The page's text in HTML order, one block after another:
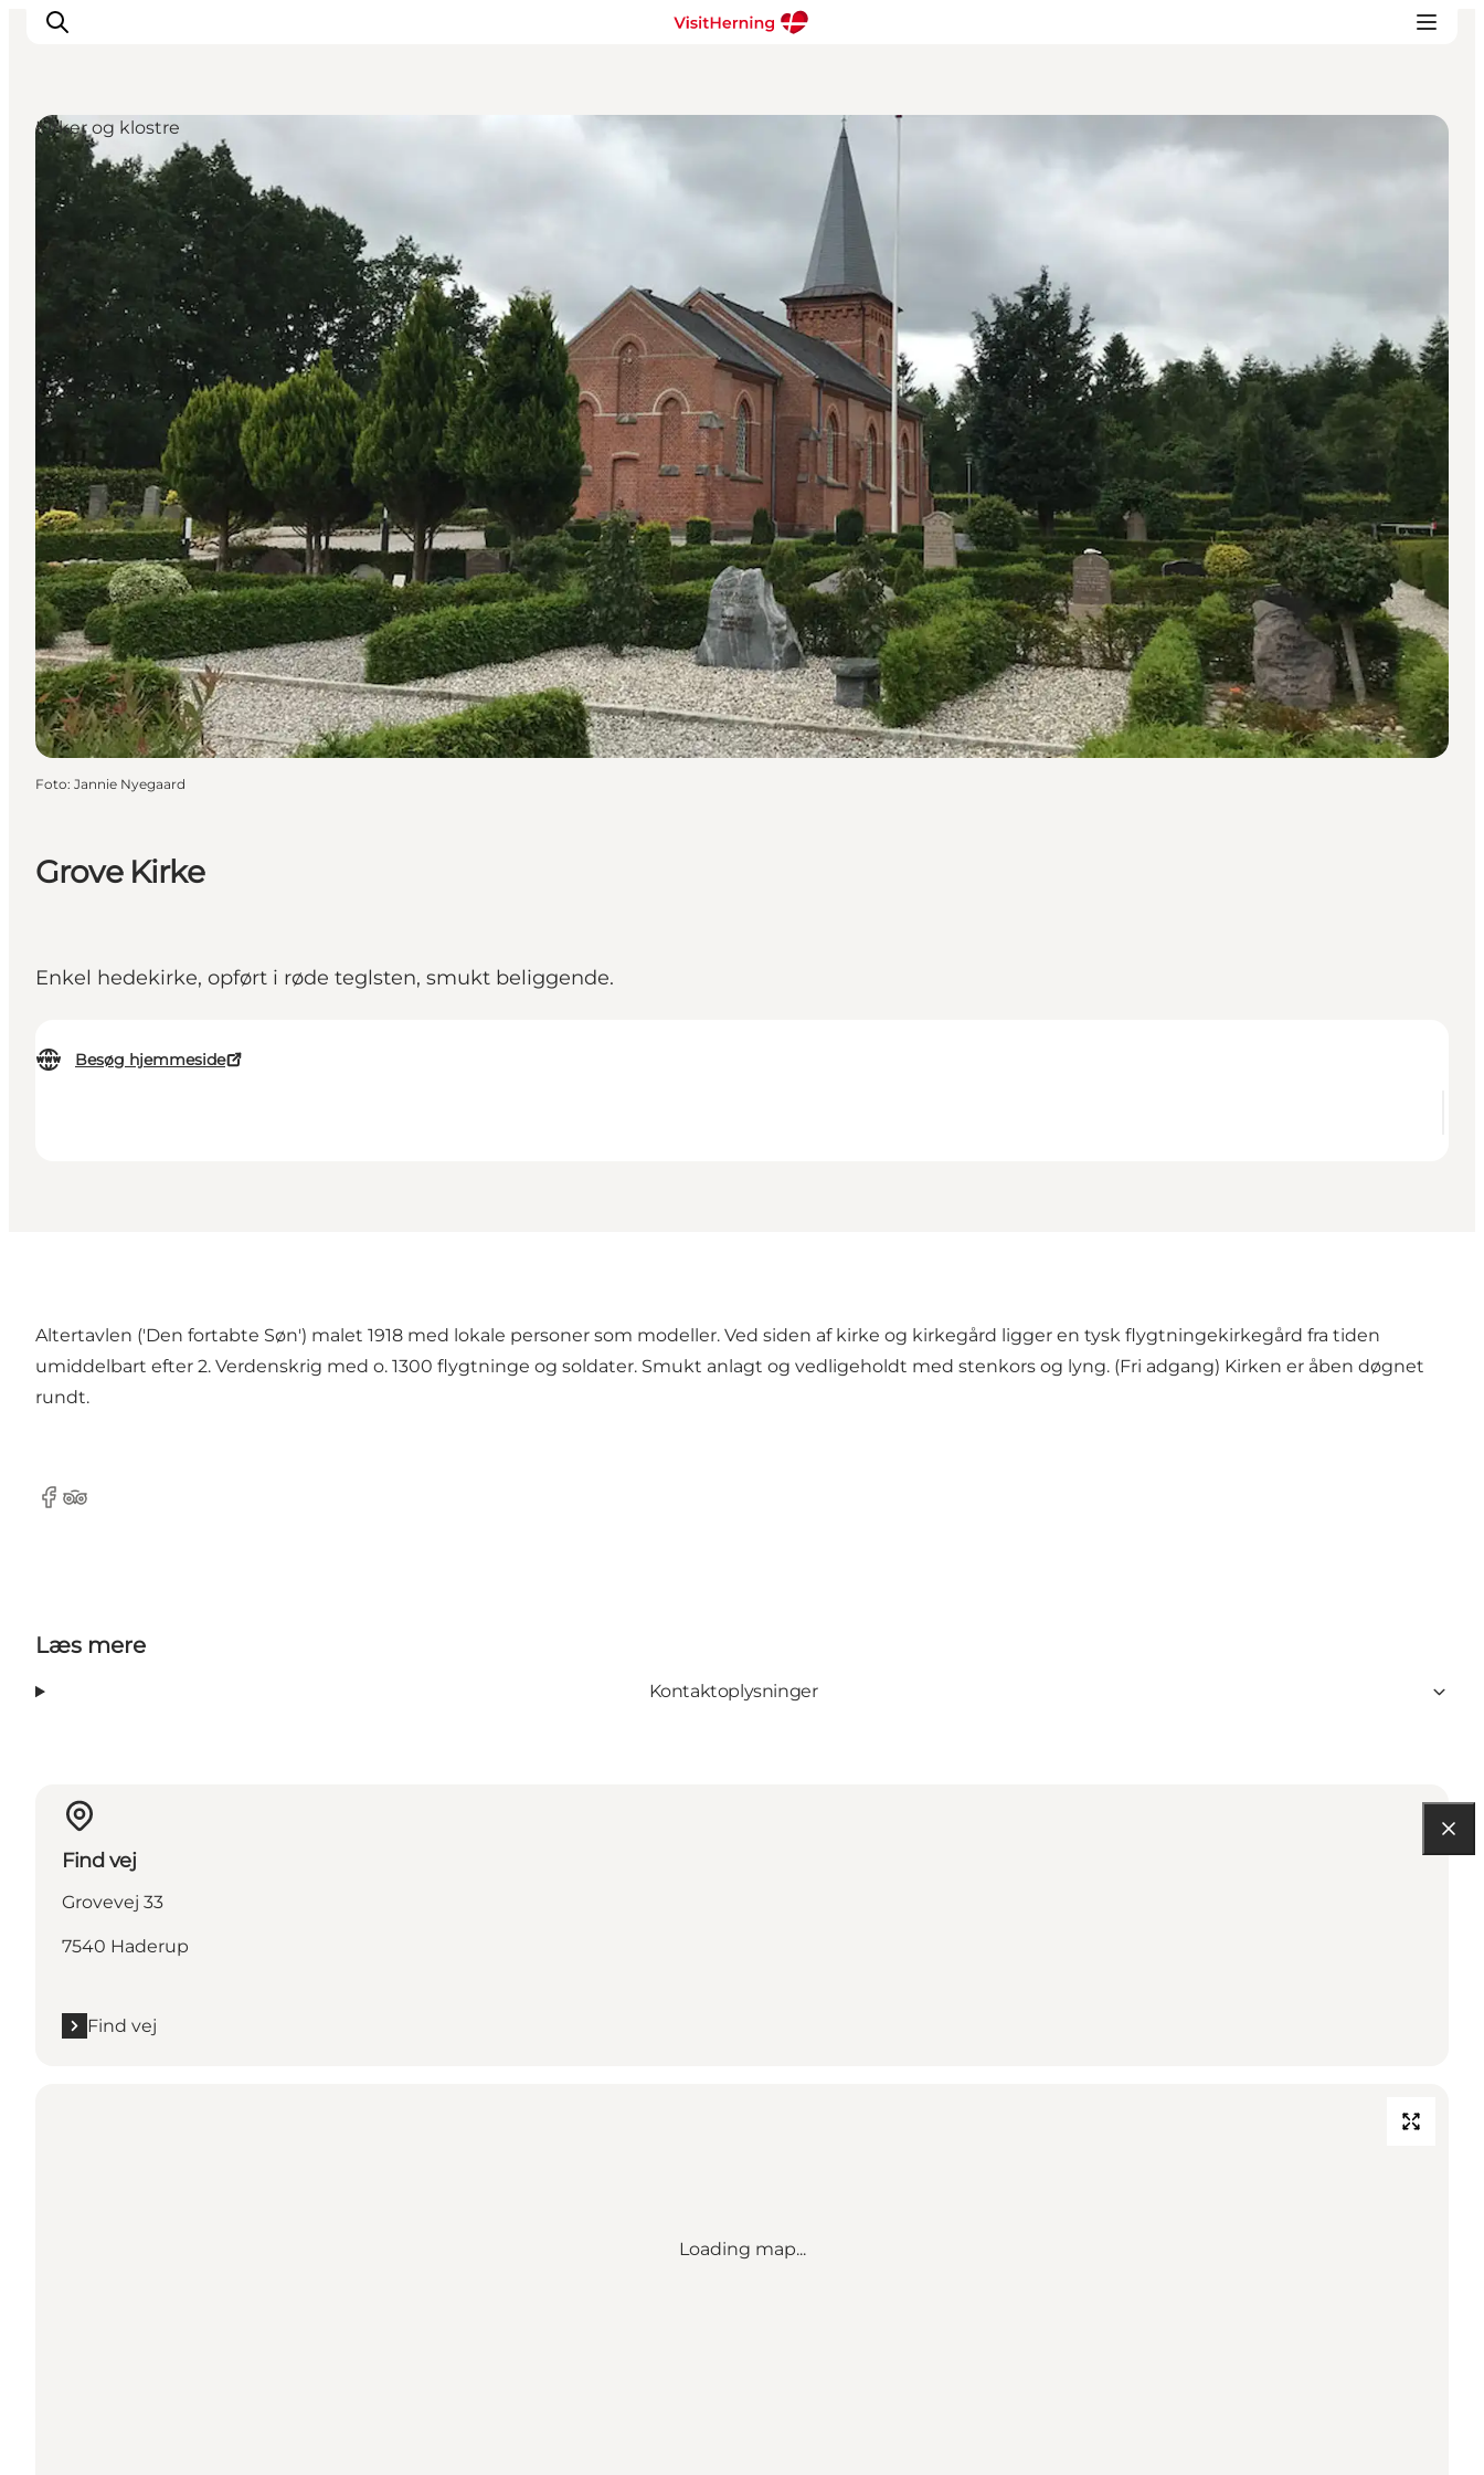
Det sker
Spis, drik og shop
Kunstlandet
Se og oplev
Find vej
Sov godt
Book overnatning
Grove Kirke
Enkel hedekirke, opført i røde teglsten, smukt beliggende.
Besøg hjemmeside
Kirker og klostre
Foto: Jannie Nyegaard
Altertavlen ('Den fortabte Søn') malet 1918 med lokale personer som modeller. Ved siden af kirke og kirkegård ligger en tysk flygtningekirkegård fra tiden
umiddelbart efter 2. Verdenskrig med o. 1300 flygtninge og soldater. Smukt anlagt og vedligeholdt med stenkors og lyng. (Fri adgang) Kirken er åben døgnet
rundt.
Facebook
Tripadvisor
Læs mere
Kontaktoplysninger
Find vej
Grovevej 33
7540 Haderup
Find vej
Loading map...